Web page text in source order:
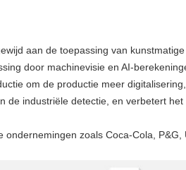
aan de toepassing van
door machinevisie en AI-
om de productie meer
de industriële detectie, en verbetert
zoals Coca-Cola,